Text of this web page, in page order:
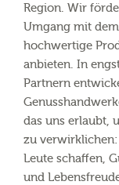
Region. Wir
Umgang mit
hochwertige
anbieten. In
Partnern
das uns erlaubt,
zu
Leute schaffen,
und